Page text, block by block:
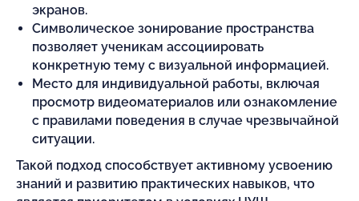
экранов.
Символическое зонирование пространства
позволяет ученикам ассоциировать
конкретную тему с визуальной информацией.
Место для индивидуальной работы, включая
просмотр видеоматериалов или ознакомление
с правилами поведения в случае чрезвычайной
ситуации.
Такой подход способствует активному усвоению
знаний и развитию практических навыков, что